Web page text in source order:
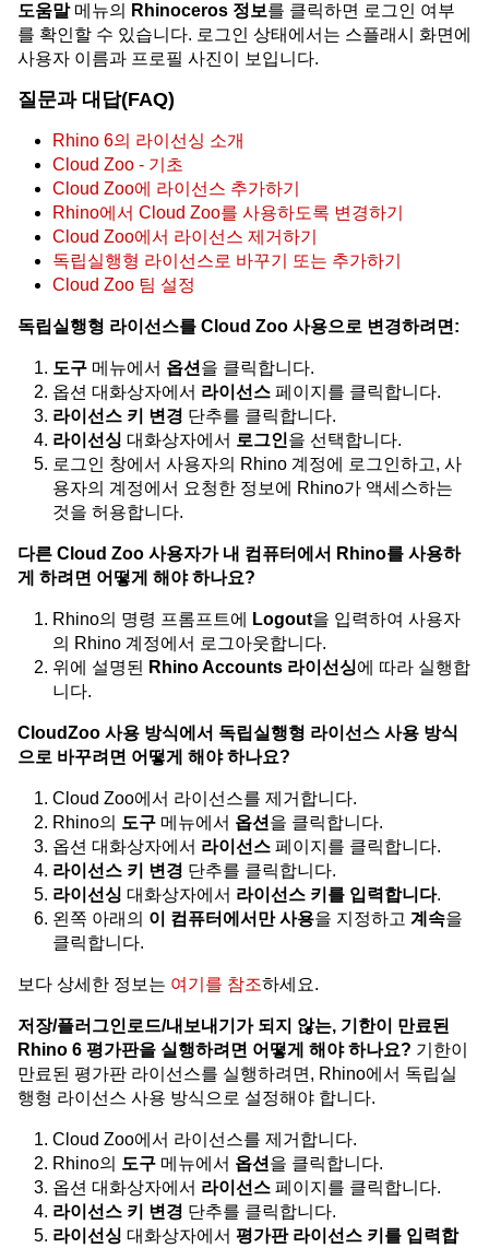
도움말메뉴의 Rhinoceros 정보를 클릭하면 로그인 여부
를 확인할 수 있습니다. 로그인 상태에서는 스플래시 화면에
사용자 이름과 프로필 사진이 보입니다.
질문과 대답(FAQ)
Rhino 6의 라이선싱 소개
Cloud Zoo - 기초
Cloud Zoo에 라이선스 추가하기
Rhino에서 Cloud Zoo를 사용하도록 변경하기
Cloud Zoo에서 라이선스 제거하기
독립실행형 라이선스로 바꾸기 또는 추가하기
Cloud Zoo 팀 설정
독립실행형 라이선스를 Cloud Zoo 사용으로 변경하려면:
도구 메뉴에서 옵션 을 클릭합니다.
옵션 대화상자에서 라이선스 페이지를 클릭합니다.
라이선스 키 변경 단추를 클릭합니다.
라이선싱 대화상자에서 로그인을 선택합니다.
로그인 창에서 사용자의 Rhino 계정에 로그인하고, 사
용자의 계정에서 요청한 정보에 Rhino가 액세스하는
것을 허용합니다.
다른 Cloud Zoo 사용자가 내 컴퓨터에서 Rhino를 사용하
게 하려면 어떻게 해야 하나요?
Rhino의 명령 프롬프트에 Logout을 입력하여 사용자
의 Rhino 계정에서 로그아웃합니다.
위에 설명된
Rhino Accounts 라이선싱에 따라 실행합
니다.
CloudZoo 사용 방식에서 독립실행형 라이선스 사용 방식
으로 바꾸려면 어떻게 해야 하나요?
Cloud Zoo에서 라이선스를 제거합니다.
Rhino의 도구 메뉴에서 옵션 을 클릭합니다.
옵션 대화상자에서 라이선스 페이지를 클릭합니다.
라이선스 키 변경 단추를 클릭합니다.
라이선싱 대화상자에서 라이선스 키를 입력합니다.
왼쪽 아래의 이 컴퓨터에서만 사용을 지정하고 계속을
클릭합니다.
보다 상세한 정보는 여기를 참조하세요.
저장/플러그인로드/내보내기가 되지 않는, 기한이 만료된
Rhino 6 평가판을 실행하려면 어떻게 해야 하나요? 기한이
만료된 평가판 라이선스를 실행하려면, Rhino에서 독립실
행형 라이선스 사용 방식으로 설정해야 합니다.
Cloud Zoo에서 라이선스를 제거합니다.
Rhino의 도구 메뉴에서 옵션 을 클릭합니다.
옵션 대화상자에서 라이선스 페이지를 클릭합니다.
라이선스 키 변경 단추를 클릭합니다.
라이선싱 대화상자에서 평가판 라이선스 키를 입력합